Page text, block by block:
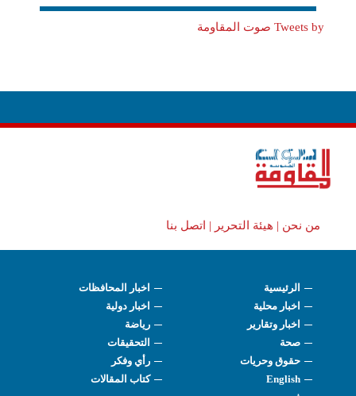
Tweets by صوت المقاومة
من نحن | هيئة التحرير | اتصل بنا
الرئيسية
اخبار المحافظات
اخبار محلية
اخبار دولية
اخبار وتقارير
رياضة
صحة
التحقيقات
حقوق وحريات
رأي وفكر
English
كتاب المقالات